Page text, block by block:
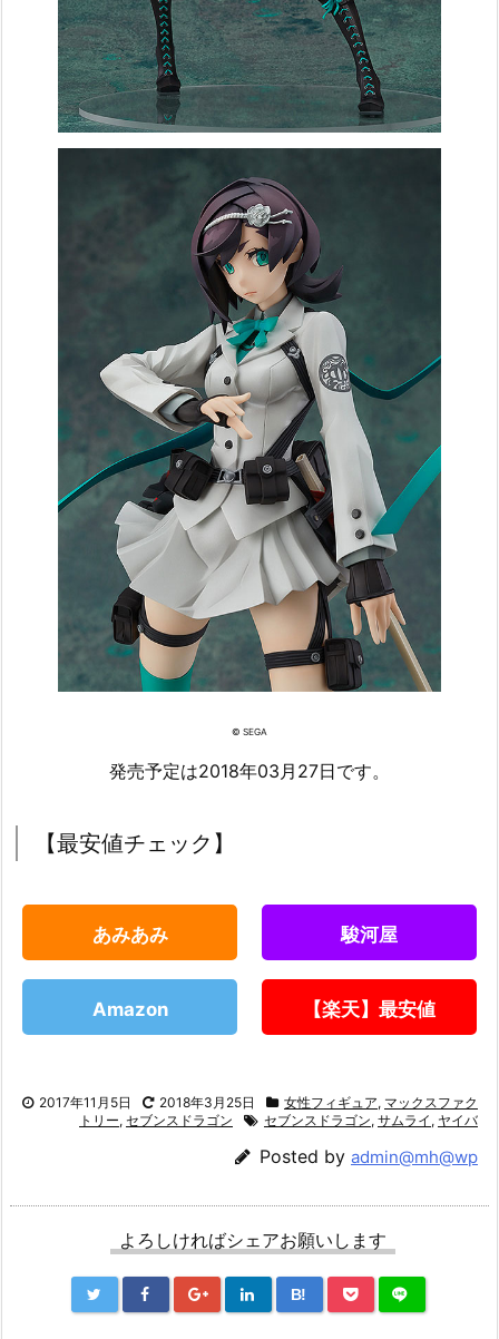
© SEGA
発売予定は2018年03月27日です。
【最安値チェック】
あみあみ 駿河屋
Amazon 【楽天】最安値
2017年11月5日 2018年3月25日 女性フィギュア, マックスファク
トリー, セブンスドラゴン セブンスドラゴン, サムライ , ヤイバ
Posted by admin@mh@wp
よろしければシェアお願いします
B!